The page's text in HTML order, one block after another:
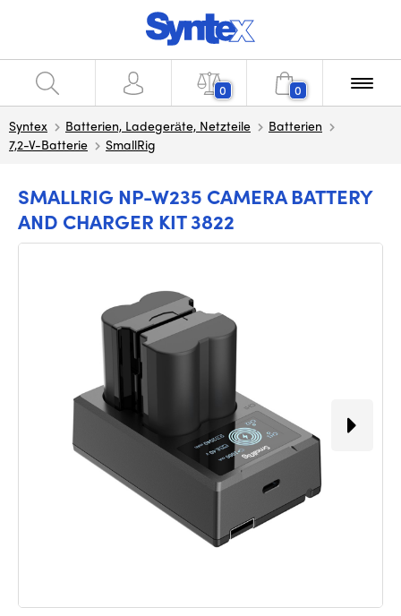
0 0
Syntex Batterien, Ladegeräte, Netzteile
Batterien
7,2-V-Batterie
SmallRig
SMALLRIG NP-W235 CAMERA BATTERY
AND CHARGER KIT 3822